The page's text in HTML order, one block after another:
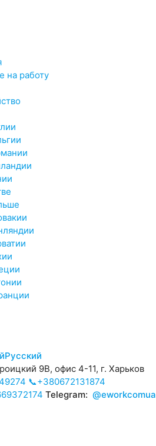
на работу
Русский
9В, офис 4-11, г. Харьков
📞+380672131874
Telegram: @eworkcomua